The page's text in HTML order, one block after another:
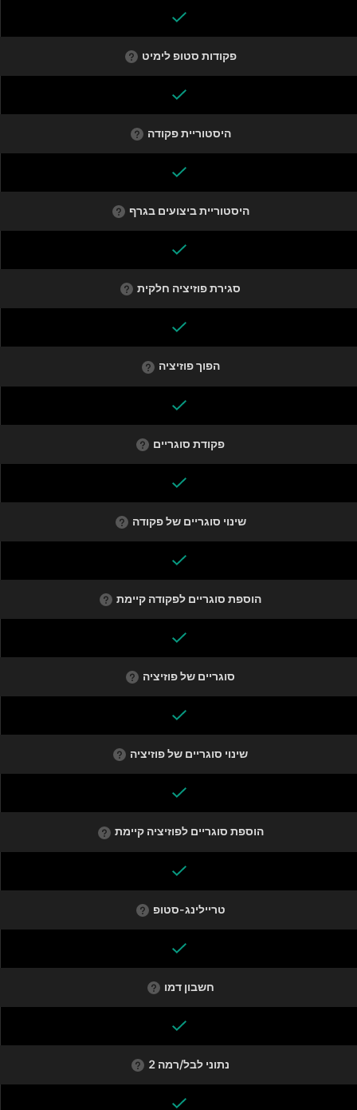
פקודות סטופ לימיט
היסטוריית פקודה
היסטוריית ביצועים בגרף
סגירת פוזיציה חלקית
הפוך פוזיציה
פקודת סוגריים
שינוי סוגריים של פקודה
הוספת סוגריים לפקודה קיימת
סוגריים של פוזיציה
שינוי סוגריים של פוזיציה
הוספת סוגריים לפוזיציה קיימת
טריילינג-סטופ
חשבון דמו
נתוני לבל/רמה 2